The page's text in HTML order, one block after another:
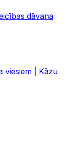
dāvana
viesiem | Kāzu